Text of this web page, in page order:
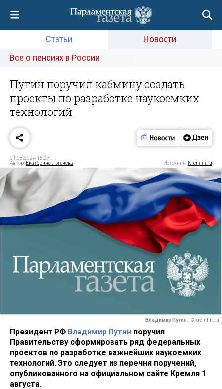
Статьи
Новости
Все о пенсиях в России
Путин поручил кабмину создать
проекты по разработке наукоемких
технологий
01.08.2024 15:27
Автор: Екатерина Логачева Источник: Kremlin.ru
Владимир Путин. © kremlin.ru
Президент РФ Владимир Путин поручил
Правительству сформировать ряд федеральных
проектов по разработке важнейших наукоемких
технологий. Это следует из перечня поручений,
опубликованного на официальном сайте Кремля 1
августа.